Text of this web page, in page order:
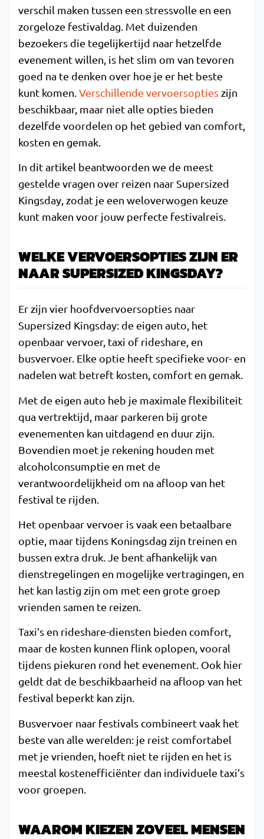
verschil maken tussen een stressvolle en een
zorgeloze festivaldag. Met duizenden
bezoekers die tegelijkertijd naar hetzelfde
evenement willen, is het slim om van tevoren
goed na te denken over hoe je er het beste
kunt komen. Verschillende vervoersoptieszijn
beschikbaar, maar niet alle opties bieden
dezelfde voordelen op het gebied van comfort,
kosten en gemak.
In dit artikel beantwoorden we de meest
gestelde vragen over reizen naar Supersized
Kingsday, zodat je een weloverwogen keuze
kunt maken voor jouw perfecte festivalreis.
WELKE VERVOERSOPTIES ZIJN ER
NAAR SUPERSIZED KINGSDAY?
Er zijn vier hoofdvervoersopties naar
Supersized Kingsday: de eigen auto, het
openbaar vervoer, taxi of rideshare, en
busvervoer. Elke optie heeft specifieke voor- en
nadelen wat betreft kosten, comfort en gemak.
Met de eigen auto heb je maximale flexibiliteit
qua vertrektijd, maar parkeren bij grote
evenementen kan uitdagend en duur zijn.
Bovendien moet je rekening houden met
alcoholconsumptie en met de
verantwoordelijkheid om na afloop van het
festival te rijden.
Het openbaar vervoer is vaak een betaalbare
optie, maar tijdens Koningsdag zijn treinen en
bussen extra druk. Je bent afhankelijk van
dienstregelingen en mogelijke vertragingen, en
het kan lastig zijn om met een grote groep
vrienden samen te reizen.
Taxi’s en rideshare-diensten bieden comfort,
maar de kosten kunnen flink oplopen, vooral
tijdens piekuren rond het evenement. Ook hier
geldt dat de beschikbaarheid na afloop van het
festival beperkt kan zijn.
Busvervoer naar festivals combineert vaak het
beste van alle werelden: je reist comfortabel
met je vrienden, hoeft niet te rijden en het is
meestal kostenefficiënter dan individuele taxi’s
voor groepen.
WAAROM KIEZEN ZOVEEL MENSEN